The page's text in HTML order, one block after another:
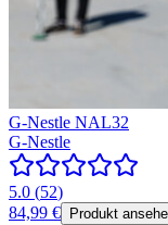
G-Nestle NAL32
G-Nestle
5.0 (52)
84,99 €
Produkt